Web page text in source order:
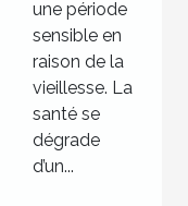
pendant
la retraite
?
une période
sensible en
raison de la
vieillesse. La
santé se
dégrade
d’un...